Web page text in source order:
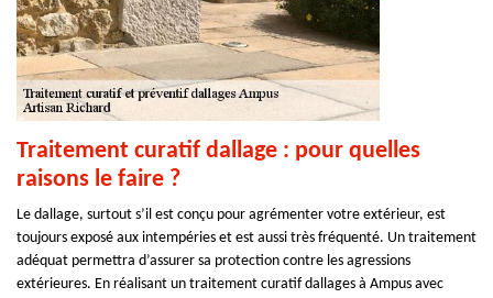
Traitement curatif dallage : pour quelles
raisons le faire ?
Le dallage, surtout s’il est conçu pour agrémenter votre extérieur, est
toujours exposé aux intempéries et est aussi très fréquenté. Un traitement
adéquat permettra d’assurer sa protection contre les agressions
extérieures. En réalisant un traitement curatif dallages à Ampus avec